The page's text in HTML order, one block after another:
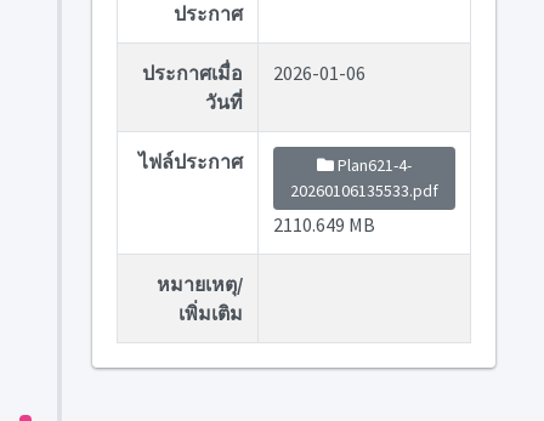
ประกาศ
ประกาศเมื่อ
วันที่
2026-01-06
ไฟล์ประกาศ
Plan621-4-
20260106135533.pdf
2110.649 MB
หมายเหตุ/
เพิ่มเติม